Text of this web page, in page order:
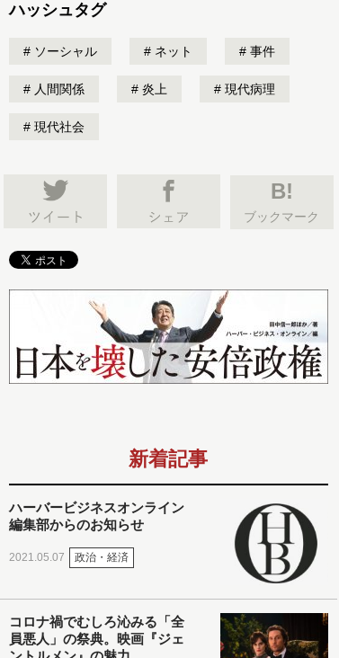
ハッシュタグ
ソーシャル ネット 事件
人間関係 炎上 現代病理
現代社会
B!
ブックマーク
新着記事
ハーバービジネスオンライン
編集部からのお知らせ
2021.05.07 政治・経済
コロナ禍でむしろ沁みる「全
員悪人」の祭典。映画『ジェ